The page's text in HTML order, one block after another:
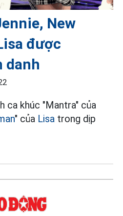
New
được
danh
ca khúc "Mantra" của
" của Lisa trong dịp